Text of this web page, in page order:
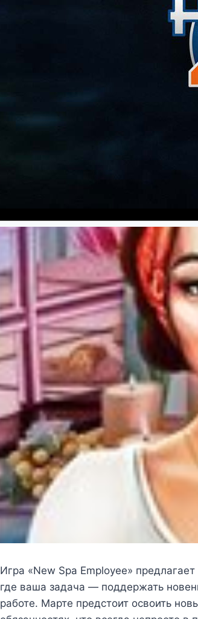
Игра «New Spa Employee»
где ваша задача — поддержать
работе. Марте предстоит освоить